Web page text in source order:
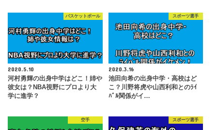
バスケットボール
2020.5.10
河村勇輝の出身中学はどこ！姉や
彼女は？NBA視野にプロより大
学に進学？
スポーツ選手
2020.3.16
池田向希の出身中学・高校はど
こ？川野将虎や山西利和とのﾗｲ
ﾊﾞﾙ関係がイ…
空手 スポーツ選手